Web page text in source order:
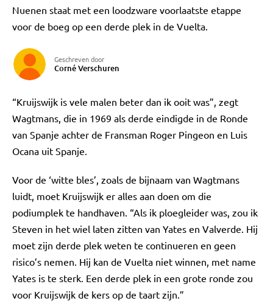
Nuenen staat met een loodzware voorlaatste etappe
voor de boeg op een derde plek in de Vuelta.
Geschreven door
Corné Verschuren
“Kruijswijk is vele malen beter dan ik ooit was”, zegt
Wagtmans, die in 1969 als derde eindigde in de Ronde
van Spanje achter de Fransman Roger Pingeon en Luis
Ocana uit Spanje.
Voor de ‘witte bles’, zoals de bijnaam van Wagtmans
luidt, moet Kruijswijk er alles aan doen om die
podiumplek te handhaven. “Als ik ploegleider was, zou ik
Steven in het wiel laten zitten van Yates en Valverde. Hij
moet zijn derde plek weten te continueren en geen
risico’s nemen. Hij kan de Vuelta niet winnen, met name
Yates is te sterk. Een derde plek in een grote ronde zou
voor Kruijswijk de kers op de taart zijn.”